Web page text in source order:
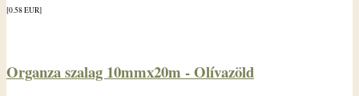
[0.58EUR]
Organza szalag 10mmx20m - Olívazöld